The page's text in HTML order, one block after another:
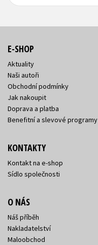
E-SHOP
Aktuality
Naši autoři
Obchodní podmínky
Jak nakoupit
Doprava a platba
Benefitní a slevové programy
KONTAKTY
Kontakt na e-shop
Sídlo společnosti
O NÁS
Náš příběh
Nakladatelství
Maloobchod